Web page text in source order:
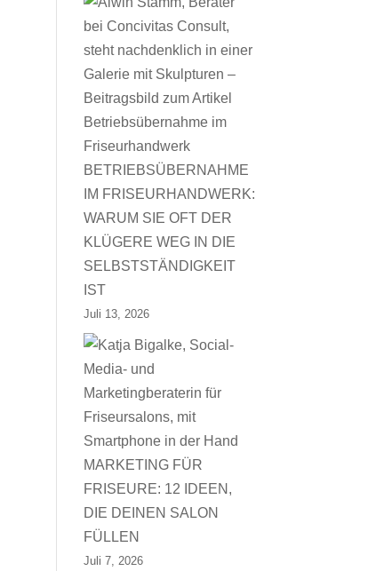
BETRIEBSÜBERNAHME
IM FRISEURHANDWERK:
WARUM SIE OFT DER
KLÜGERE WEG IN DIE
SELBSTSTÄNDIGKEIT
IST
Juli 13, 2026
MARKETING FÜR
FRISEURE: 12 IDEEN,
DIE DEINEN SALON
FÜLLEN
Juli 7, 2026